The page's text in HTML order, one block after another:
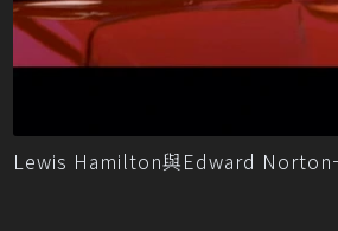
Lewis Hamilton與Edward Norton